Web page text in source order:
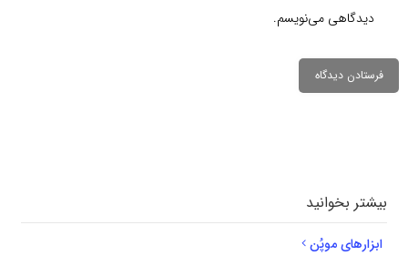
دیدگاهی می‌نویسم.
بیشتر بخوانید
ابزارهای موپُن